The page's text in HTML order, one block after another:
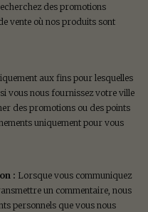
des promotions
vente où nos produits sont
aux fins pour lesquelles
vous nous fournissez votre ville
des promotions ou des points
uniquement pour vous
: Lorsque vous communiquez
un commentaire, nous
personnels que vous nous